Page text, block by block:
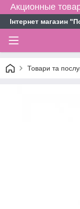
Акционные
Інтернет магазин
Товари та